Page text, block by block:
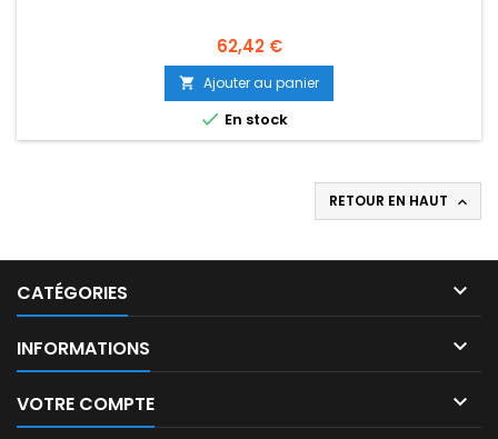
Prix
62,42 €
 Ajouter au panier
 En stock
RETOUR EN HAUT 
CATÉGORIES 
INFORMATIONS 
VOTRE COMPTE 